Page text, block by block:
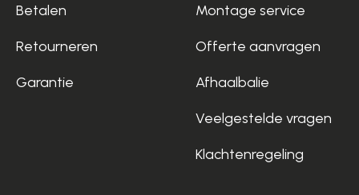
Betalen
Retourneren
Garantie
Montage service
Offerte aanvragen
Afhaalbalie
Veelgestelde vragen
Klachtenregeling